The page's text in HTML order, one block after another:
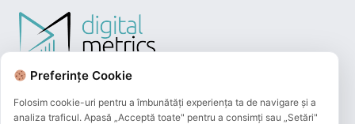
Preferințe Cookie
Folosim cookie-uri pentru a îmbunătăți experiența ta de navigare și a
analiza traficul. Apasă „Acceptă toate" pentru a consimți sau „Setări"